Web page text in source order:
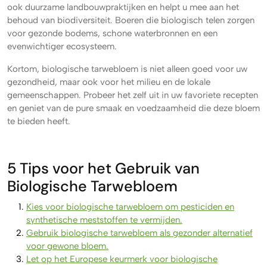
ook duurzame landbouwpraktijken en helpt u mee aan het
behoud van biodiversiteit. Boeren die biologisch telen zorgen
voor gezonde bodems, schone waterbronnen en een
evenwichtiger ecosysteem.
Kortom, biologische tarwebloem is niet alleen goed voor uw
gezondheid, maar ook voor het milieu en de lokale
gemeenschappen. Probeer het zelf uit in uw favoriete recepten
en geniet van de pure smaak en voedzaamheid die deze bloem
te bieden heeft.
5 Tips voor het Gebruik van
Biologische Tarwebloem
Kies voor biologische tarwebloem om pesticiden en
synthetische meststoffen te vermijden.
Gebruik biologische tarwebloem als gezonder alternatief
voor gewone bloem.
Let op het Europese keurmerk voor biologische